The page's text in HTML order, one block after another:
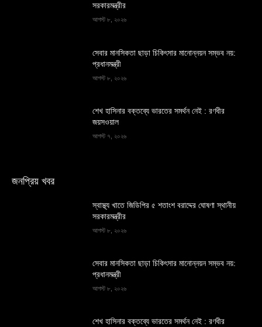
সরকারমন্ত্রীর
আগস্ট ৮, ২০২৬
সেবার মানসিকতা ছাড়া চিকিৎসার মানোন্নয়ন সম্ভব নয়:
প্রধানমন্ত্রী
আগস্ট ৮, ২০২৬
শেখ হাসিনার বক্তব্যে ভারতের সমর্থন নেই : রণধীর
জয়সওয়াল
আগস্ট ৭, ২০২৬
জনপ্রিয় খবর
স্বাস্থ্য খাতে জিডিপির ৫ শতাংশ বরাদ্দের ঘোষণা স্থানীয়
সরকারমন্ত্রীর
আগস্ট ৮, ২০২৬
সেবার মানসিকতা ছাড়া চিকিৎসার মানোন্নয়ন সম্ভব নয়:
প্রধানমন্ত্রী
আগস্ট ৮, ২০২৬
শেখ হাসিনার বক্তব্যে ভারতের সমর্থন নেই : রণধীর